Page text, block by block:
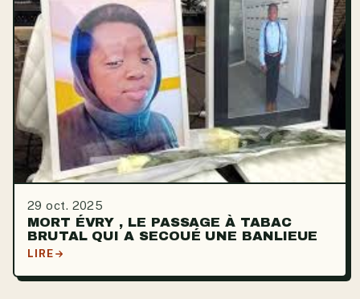
29 oct. 2025
MORT ÉVRY , LE PASSAGE À TABAC
BRUTAL QUI A SECOUÉ UNE BANLIEUE
LIRE